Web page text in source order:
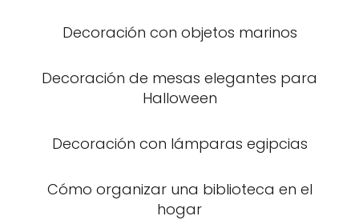
Decoración con objetos marinos
Decoración de mesas elegantes para
Halloween
Decoración con lámparas egipcias
Cómo organizar una biblioteca en el
hogar